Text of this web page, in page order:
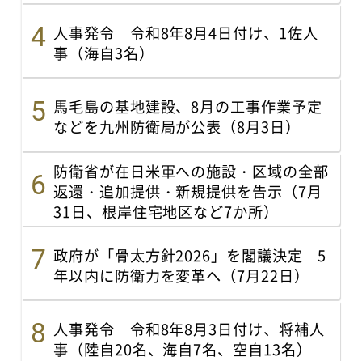
人事発令 令和8年8月4日付け、1佐人
事（海自3名）
馬毛島の基地建設、8月の工事作業予定
などを九州防衛局が公表（8月3日）
防衛省が在日米軍への施設・区域の全部
返還・追加提供・新規提供を告示（7月
31日、根岸住宅地区など7か所）
政府が「骨太方針2026」を閣議決定 5
年以内に防衛力を変革へ（7月22日）
人事発令 令和8年8月3日付け、将補人
事（陸自20名、海自7名、空自13名）